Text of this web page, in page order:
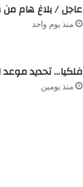
عاجل / بلاغ هام من
منذ يوم واحد
فلكيا… تحديد موعد
منذ يومين